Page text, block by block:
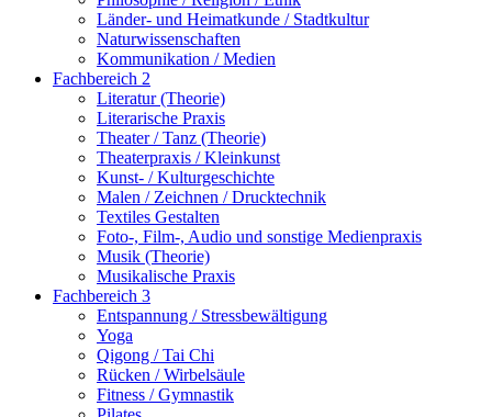
Länder- und Heimatkunde / Stadtkultur
Naturwissenschaften
Kommunikation / Medien
Fachbereich 2
Literatur (Theorie)
Literarische Praxis
Theater / Tanz (Theorie)
Theaterpraxis / Kleinkunst
Kunst- / Kulturgeschichte
Malen / Zeichnen / Drucktechnik
Textiles Gestalten
Foto-, Film-, Audio und sonstige Medienpraxis
Musik (Theorie)
Musikalische Praxis
Fachbereich 3
Entspannung / Stressbewältigung
Yoga
Qigong / Tai Chi
Rücken / Wirbelsäule
Fitness / Gymnastik